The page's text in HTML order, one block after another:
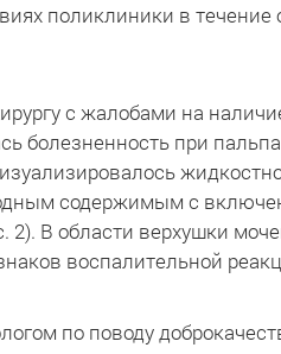
поликлиники в течение
с жалобами на
болезненность при
содержимым с
2). В области верхушки
воспалительной
по поводу